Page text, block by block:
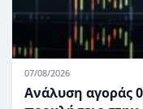
07/08/2026
Ανάλυση αγοράς